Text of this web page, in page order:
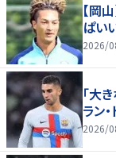
【岡
ぱい
2026/
「大
ラン
2026/